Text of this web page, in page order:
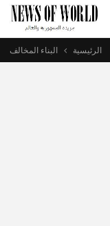
الرئيسية البناء المخالف